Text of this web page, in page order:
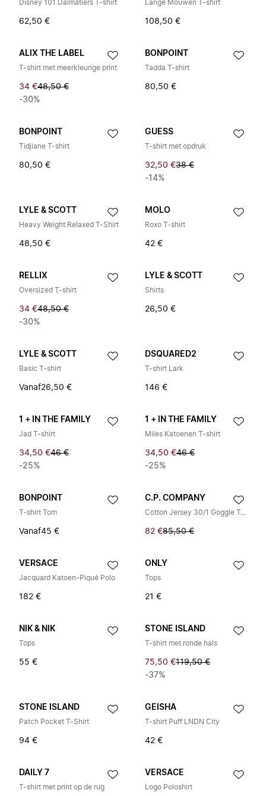
Disney 101 Dalmatiërs T-shirt
62,50 €
Lange Mouwen T-shirt
108,50 €
ALIX THE LABEL
T-shirt met meerkleurige print
34 €48,50 €
-30%
BONPOINT
Tadda T-shirt
80,50 €
BONPOINT
Tidjiane T-shirt
80,50 €
GUESS
T-shirt met opdruk
32,50 €38 €
-14%
LYLE & SCOTT
Heavy Weight Relaxed T-Shirt
48,50 €
MOLO
Roxo T-shirt
42 €
RELLIX
Oversized T-shirt
34 €48,50 €
-30%
LYLE & SCOTT
Shirts
26,50 €
LYLE & SCOTT
Basic T-shirt
Vanaf26,50 €
DSQUARED2
T-shirt Lark
146 €
1 + IN THE FAMILY
Jad T-shirt
34,50 €46 €
-25%
1 + IN THE FAMILY
Miles Katoenen T-shirt
34,50 €46 €
-25%
BONPOINT
T-shirt Tom
Vanaf45 €
C.P. COMPANY
Cotton Jersey 30/1 Goggle Tee
82 €85,50 €
VERSACE
Jacquard Katoen-Piqué Polo
182 €
ONLY
Tops
21 €
NIK & NIK
Tops
55 €
STONE ISLAND
T-shirt met ronde hals
75,50 €119,50 €
-37%
STONE ISLAND
Patch Pocket T-Shirt
94 €
GEISHA
T-shirt Puff LNDN City
42 €
DAILY 7
T-shirt met print op de rug
VERSACE
Logo Poloshirt